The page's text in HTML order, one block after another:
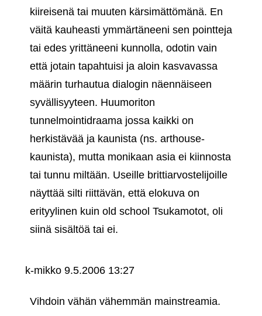
kiireisenä tai muuten kärsimättömänä. En
väitä kauheasti ymmärtäneeni sen pointteja
tai edes yrittäneeni kunnolla, odotin vain
että jotain tapahtuisi ja aloin kasvavassa
määrin turhautua dialogin näennäiseen
syvällisyyteen. Huumoriton
tunnelmointidraama jossa kaikki on
herkistävää ja kaunista (ns. arthouse-
kaunista), mutta monikaan asia ei kiinnosta
tai tunnu miltään. Useille brittiarvostelijoille
näyttää silti riittävän, että elokuva on
erityylinen kuin old school Tsukamotot, oli
siinä sisältöä tai ei.
k-mikko 9.5.2006 13:27
Vihdoin vähän vähemmän mainstreamia.